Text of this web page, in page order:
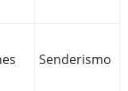
Senderismo